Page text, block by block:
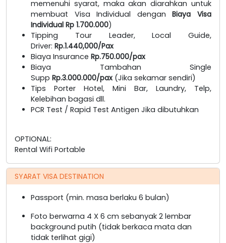
memenuhi syarat, maka akan diarahkan untuk
membuat Visa Individual denganBiaya Visa
Individual Rp 1.700.000)
Tipping Tour Leader, Local Guide,
Driver: Rp.1.440,000/Pax
Biaya Insurance Rp.750.000/pax
Biaya Tambahan Single
Supp Rp.3.000.000/pax (Jika sekamar sendiri)
Tips Porter Hotel, Mini Bar, Laundry, Telp,
Kelebihan bagasi dll.
PCR Test / Rapid Test Antigen Jika dibutuhkan
OPTIONAL:
Rental Wifi Portable
SYARAT VISA DESTINATION
Passport (min. masa berlaku 6 bulan)
Foto berwarna 4 X 6 cm sebanyak 2 lembar
background putih (tidak berkaca mata dan
tidak terlihat gigi)